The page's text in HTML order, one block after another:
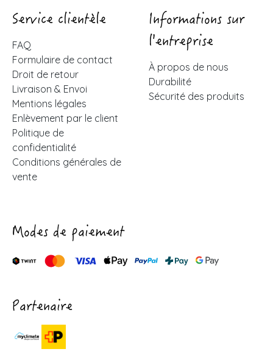
Service clientèle
FAQ
Formulaire de contact
Droit de retour
Livraison & Envoi
Mentions légales
Enlèvement par le client
Politique de
confidentialité
Conditions générales de
vente
Informations sur
l'entreprise
À propos de nous
Durabilité
Sécurité des produits
Modes de paiement
Partenaire